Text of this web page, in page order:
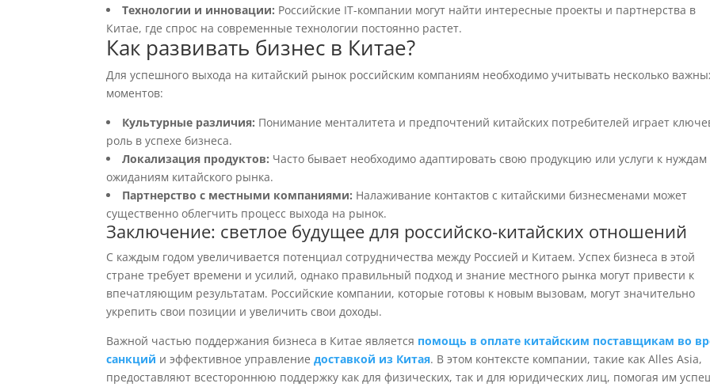
Технологии и инновации: Российские IT-компании могут найти интересные проекты и партнерства в
Китае, где спрос на современные технологии постоянно растет.
Как развивать бизнес в Китае?
Для успешного выхода на китайский рынок российским компаниям необходимо учитывать несколько
моментов:
Культурные различия: Понимание менталитета и предпочтений китайских потребителей играет
роль в успехе бизнеса.
Локализация продуктов: Часто бывает необходимо адаптировать свою продукцию или услуги к нуждам
ожиданиям китайского рынка.
Партнерство с местными компаниями: Налаживание контактов с китайскими бизнесменами может
существенно облегчить процесс выхода на рынок.
Заключение: светлое будущее для российско-китайских отношений
С каждым годом увеличивается потенциал сотрудничества между Россией и Китаем. Успех бизнеса в этой
стране требует времени и усилий, однако правильный подход и знание местного рынка могут привести к
впечатляющим результатам. Российские компании, которые готовы к новым вызовам, могут значительно
укрепить свои позиции и увеличить свои доходы.
Важной частью поддержания бизнеса в Китае является помощь в оплате китайским поставщикам во
санкций и эффективное управлениедоставкой из Китая. В этом контексте компании, такие как Alles Asia,
предоставляют всестороннюю поддержку как для физических, так и для юридических лиц, помогая им